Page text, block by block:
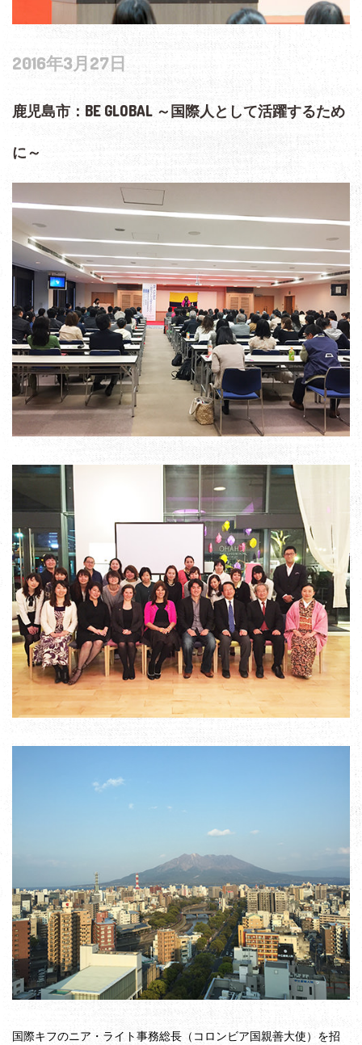
2016年3月27日
鹿児島市：BE GLOBAL ～国際人として活躍するため
に～
国際キフのニア・ライト事務総長（コロンビア国親善大使）を招